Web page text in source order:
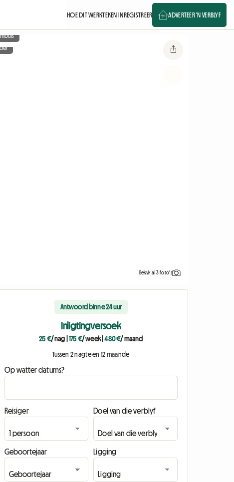
HOE DIT WERKTEKEN INREGISTREER ADVERTEER 'N VERBLYF
Bekyk al 3 foto's
Antwoord binne 24 uur
Inligtingversoek
25 €/ nag |175 €/ week|480 €/ maand
Tussen 2 nagte en 12 maande
Op watter datums?
Reisiger Doel van die verblyf
Geboortejaar Ligging